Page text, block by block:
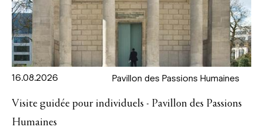
16.08.2026 Pavillon des Passions Humaines
Visite guidée pour individuels - Pavillon des Passions
Humaines